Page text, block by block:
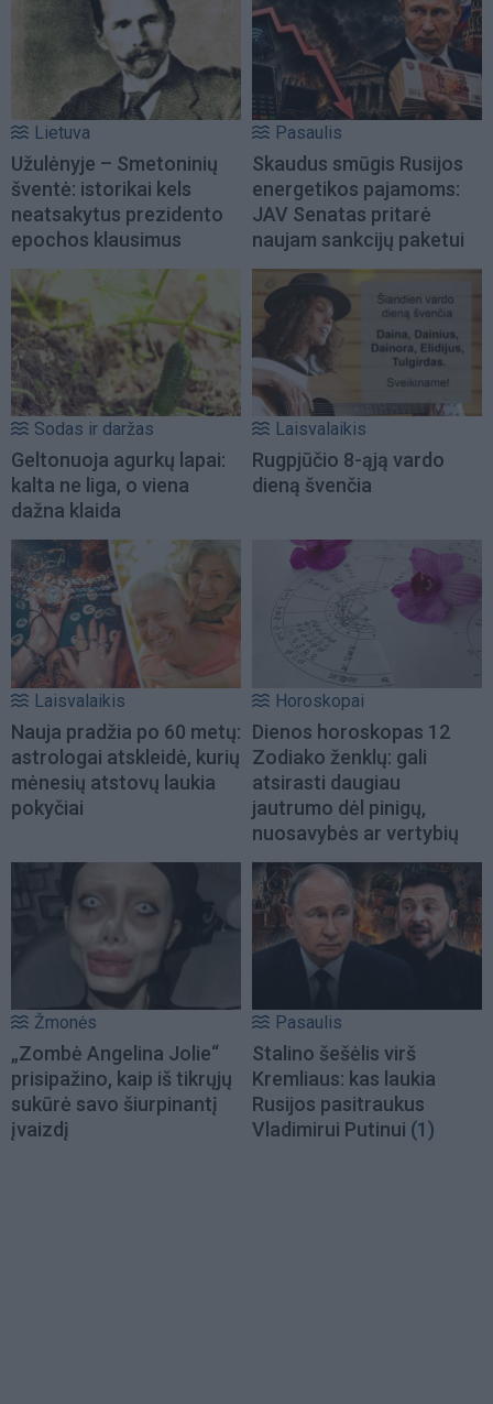
Lietuva
Užulėnyje – Smetoninių
šventė: istorikai kels
neatsakytus prezidento
epochos klausimus
Pasaulis
Skaudus smūgis Rusijos
energetikos pajamoms:
JAV Senatas pritarė
naujam sankcijų paketui
Sodas ir daržas
Geltonuoja agurkų lapai:
kalta ne liga, o viena
dažna klaida
Laisvalaikis
Rugpjūčio 8-ąją vardo
dieną švenčia
Laisvalaikis
Nauja pradžia po 60 metų:
astrologai atskleidė, kurių
mėnesių atstovų laukia
pokyčiai
Horoskopai
Dienos horoskopas 12
Zodiako ženklų: gali
atsirasti daugiau
jautrumo dėl pinigų,
nuosavybės ar vertybių
Žmonės
„Zombė Angelina Jolie“
prisipažino, kaip iš tikrųjų
sukūrė savo šiurpinantį
įvaizdį
Pasaulis
Stalino šešėlis virš
Kremliaus: kas laukia
Rusijos pasitraukus
Vladimirui Putinui (1)